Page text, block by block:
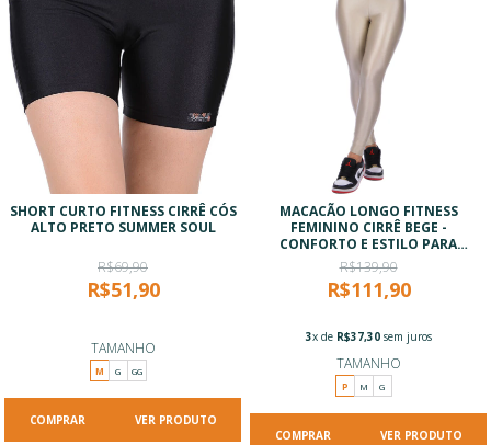
SHORT CURTO FITNESS CIRRÊ CÓS
ALTO PRETO SUMMER SOUL
R$69,90
R$51,90
TAMANHO
M G GG
VER PRODUTO
MACACÃO LONGO FITNESS
FEMININO CIRRÊ BEGE -
CONFORTO E ESTILO PARA
TREINOS
R$139,90
R$111,90
3x de R$37,30sem juros
TAMANHO
P M G
VER PRODUTO